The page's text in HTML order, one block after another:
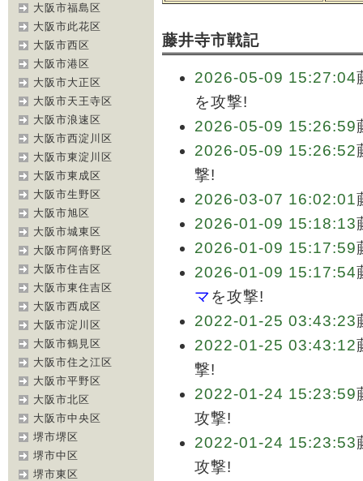
大阪市福島区
大阪市此花区
大阪市西区
大阪市港区
大阪市大正区
大阪市天王寺区
大阪市浪速区
大阪市西淀川区
大阪市東淀川区
大阪市東成区
大阪市生野区
大阪市旭区
大阪市城東区
大阪市阿倍野区
大阪市住吉区
大阪市東住吉区
大阪市西成区
大阪市淀川区
大阪市鶴見区
大阪市住之江区
大阪市平野区
大阪市北区
大阪市中央区
堺市堺区
堺市中区
堺市東区
藤井寺市戦記
2026-05-09 15:27:04
を攻撃!
2026-05-09 15:26:59
2026-05-09 15:26:52
撃!
2026-03-07 16:02:01
2026-01-09 15:18:13
2026-01-09 15:17:59
2026-01-09 15:17:54
マを攻撃!
2022-01-25 03:43:23
2022-01-25 03:43:12
撃!
2022-01-24 15:23:59
攻撃!
2022-01-24 15:23:53
攻撃!